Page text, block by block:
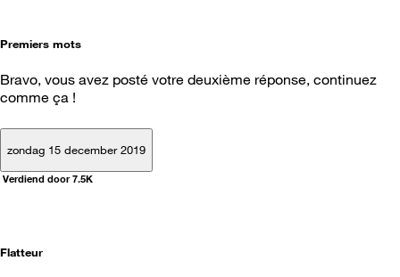
Premiers mots
Bravo, vous avez posté votre deuxième réponse, continuez
comme ça !
zondag 15 december 2019
Verdiend door 7.5K
Flatteur